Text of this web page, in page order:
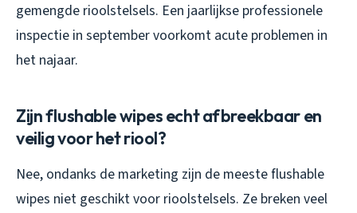
gemengde rioolstelsels. Een jaarlijkse professionele
inspectie in september voorkomt acute problemen in
het najaar.
Zijn flushable wipes echt afbreekbaar en
veilig voor het riool?
Nee, ondanks de marketing zijn de meeste flushable
wipes niet geschikt voor rioolstelsels. Ze breken veel